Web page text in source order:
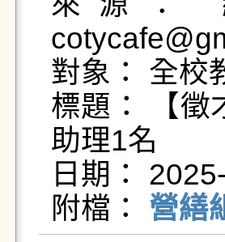
對象： 全校
標題： 【徵
助理1名
日期： 2025-
附檔： 營繕